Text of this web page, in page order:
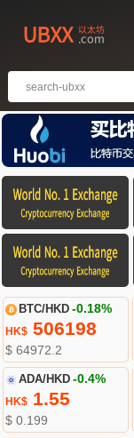
BTC/HKD -0.18%
HK$506198
$ 64972.2
ADA/HKD -0.4%
HK$1.55
$ 0.199